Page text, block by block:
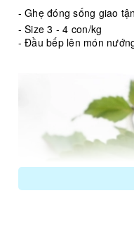
- Ghẹ đóng sống giao
- Size 3 - 4 con/kg
- Đầu bếp lên món